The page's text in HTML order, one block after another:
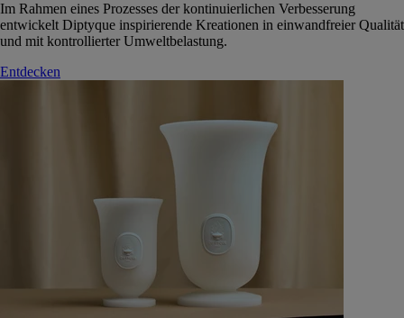
Im Rahmen eines Prozesses der kontinuierlichen Verbesserung
entwickelt Diptyque inspirierende Kreationen in einwandfreier Qualität
und mit kontrollierter Umweltbelastung.
Entdecken